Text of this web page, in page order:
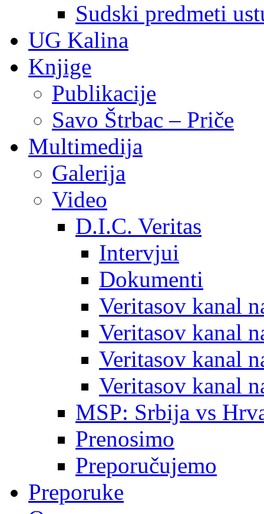
Sudski predmeti
UG Kalina
Knjige
Publikacije
Savo Štrbac – Priče
Multimedija
Galerija
Video
D.I.C. Veritas
Intervjui
Dokumenti
Veritasov kanal
Veritasov kanal
Veritasov kanal
Veritasov kanal
MSP: Srbija vs
Prenosimo
Preporučujemo
Preporuke